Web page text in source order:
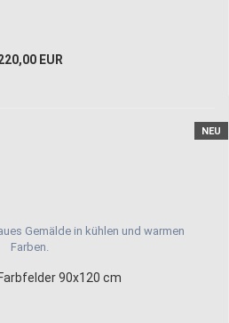
EUR
NEU
90x120 cm